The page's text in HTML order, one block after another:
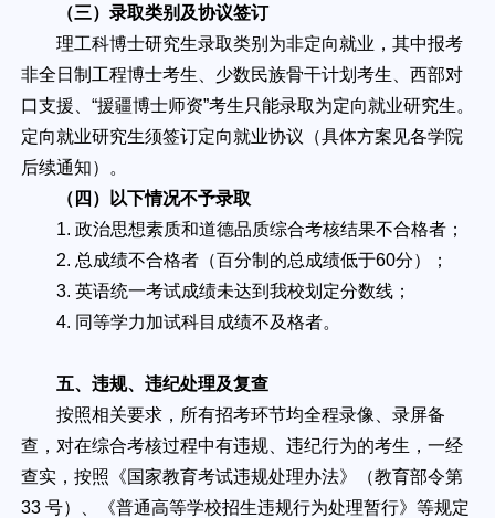
（三）录取类别及协议签订
理工科博士研究生录取类别为非定向就业，其中报考
非全日制工程博士考生、少数民族骨干计划考生、西部对
口支援、“援疆博士师资”考生只能录取为定向就业研究生。
定向就业研究生须签订定向就业协议（具体方案见各学院
后续通知）。
（四）以下情况不予录取
1. 政治思想素质和道德品质综合考核结果不合格者；
2. 总成绩不合格者（百分制的总成绩低于60分）；
3. 英语统一考试成绩未达到我校划定分数线；
4. 同等学力加试科目成绩不及格者。
五、违规、违纪处理及复查
按照相关要求，所有招考环节均全程录像、录屏备
查，对在综合考核过程中有违规、违纪行为的考生，一经
查实，按照《国家教育考试违规处理办法》（教育部令第
33 号）、《普通高等学校招生违规行为处理暂行》等规定